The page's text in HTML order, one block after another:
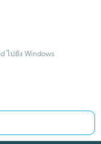
ไปยัง Windows